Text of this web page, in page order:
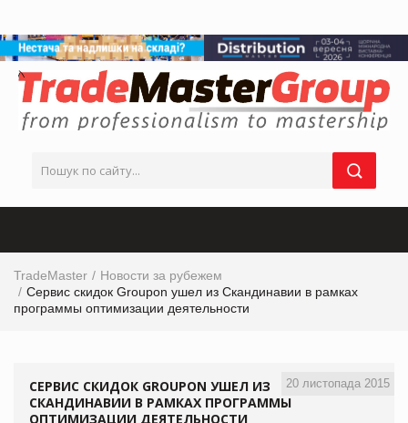
TradeMaster
Новости за рубежем
Сервис скидок Groupon ушел из Скандинавии в рамках
программы оптимизации деятельности
20 листопада 2015
СЕРВИС СКИДОК GROUPON УШЕЛ ИЗ
СКАНДИНАВИИ В РАМКАХ ПРОГРАММЫ
ОПТИМИЗАЦИИ ДЕЯТЕЛЬНОСТИ